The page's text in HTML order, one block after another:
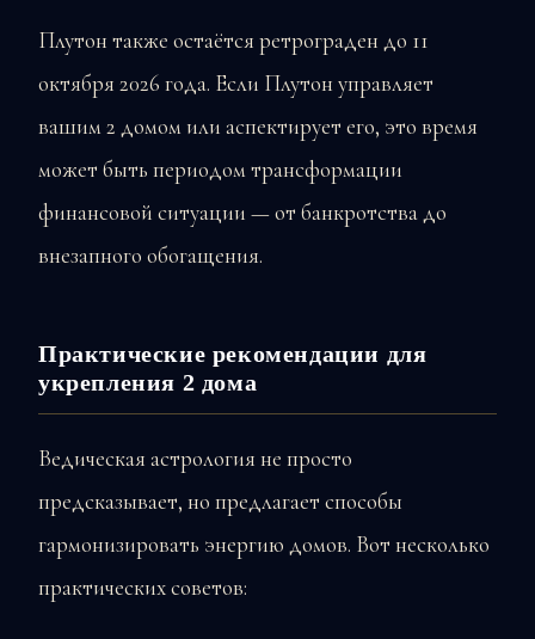
Плутон также остаётся ретрограден до 11
октября 2026 года. Если Плутон управляет
вашим 2 домом или аспектирует его, это время
может быть периодом трансформации
финансовой ситуации — от банкротства до
внезапного обогащения.
Практические рекомендации для
укрепления 2 дома
Ведическая астрология не просто
предсказывает, но предлагает способы
гармонизировать энергию домов. Вот несколько
практических советов: